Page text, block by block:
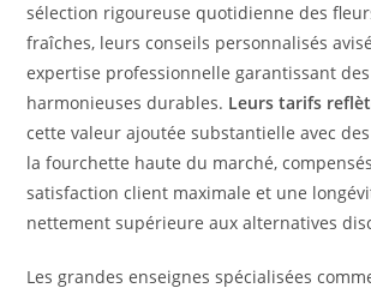
sélection rigoureuse quotidienne des
fraîches, leurs conseils personnalisés
expertise professionnelle garantissant
harmonieuses durables. Leurs tarifs
cette valeur ajoutée substantielle avec
la fourchette haute du marché,
satisfaction client maximale et une
nettement supérieure aux alternatives
Les grandes enseignes spécialisées